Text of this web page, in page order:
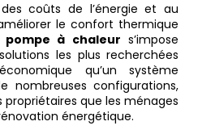
coûts de l’énergie et au
le confort thermique
pompe à chaleur s’impose
les plus recherchées
qu’un système
nombreuses configurations,
que les ménages
énergétique.